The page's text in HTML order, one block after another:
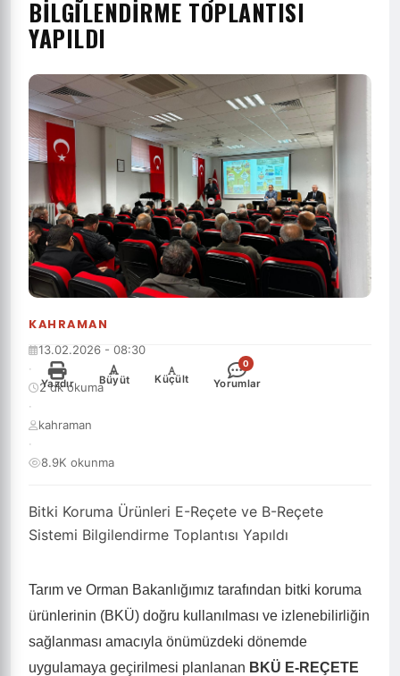
KAHRAMAN
BILGILENDIRME TOPLANTISI
YAPILDI
Bitki Koruma Ürünleri E-Reçete ve B-Reçete
Sistemi Bilgilendirme Toplantısı Yapıldı
13.02.2026 - 08:30
·
2 dk okuma
·
kahraman
·
8.9K okunma
Yazdır
+
Büyüt
-
Küçült
0
Yorumlar
Tarım ve Orman Bakanlığımız tarafından bitki koruma
ürünlerinin (BKÜ) doğru kullanılması ve izlenebilirliğin
sağlanması amacıyla önümüzdeki dönemde
uygulamaya geçirilmesi planlanan BKÜ E-REÇETE